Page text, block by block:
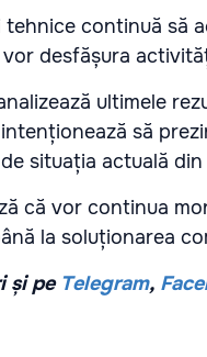
continuă să
desfășura
ultimele
să
situația actuală
că vor continua
la soluționarea
și pe Telegram,